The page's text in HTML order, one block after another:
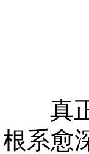
真正
根系愈